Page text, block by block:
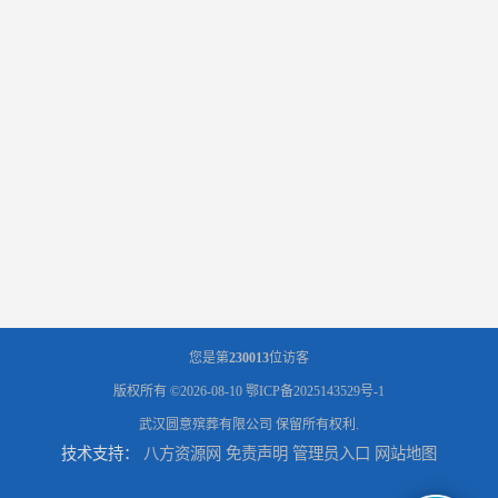
您是第230013位访客
版权所有 ©2026-08-10 鄂ICP备2025143529号-1
武汉圆意殡葬有限公司 保留所有权利.
技术支持： 八方资源网 免责声明 管理员入口 网站地图